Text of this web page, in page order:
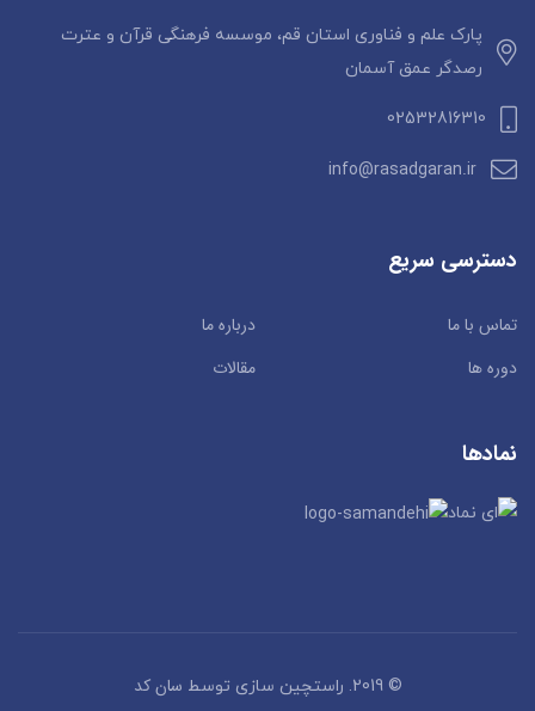
پارک علم و فناوری استان قم، موسسه فرهنگی قرآن و عترت
رصدگر عمق آسمان
02532816310
info@rasadgaran.ir
دسترسی سریع
تماس با ما
درباره ما
دوره ها
مقالات
نمادها
© 2019. راستچین سازی توسط سان کد